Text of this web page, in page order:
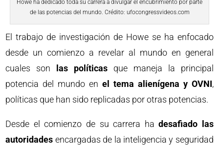
Howe ha dedicado toda su carrera a divulgar el encubrimiento por parte
de las potencias del mundo. Crédito: ufocongressvideos.com
El trabajo de investigación de Howe se ha enfocado
desde un comienzo a revelar al mundo en general
cuales son
las políticas que maneja la principal
potencia del mundo en el tema alienígena y OVNI,
políticas que han sido replicadas por otras potencias.
Desde el comienzo de su carrera hadesafiado las
autoridades encargadas de la inteligencia y seguridad